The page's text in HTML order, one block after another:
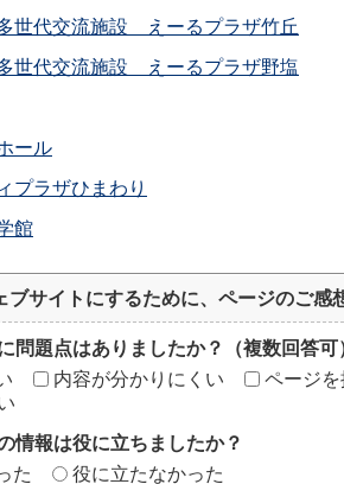
世代交流施設 えーるプラザ竹丘
世代交流施設 えーるプラザ野塩
ール
プラザひまわり
館
ブサイトにするために、ページのご感
問題点はありましたか？（複数回答可
内容が分かりにくい ページ
情報は役に立ちましたか？
た
役に立たなかった